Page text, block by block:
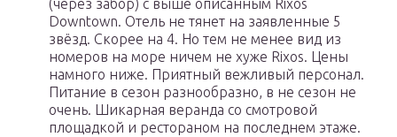
(через забор) с выше описанным Rixos
Downtown. Отель не тянет на заявленные 5
звёзд. Скорее на 4. Но тем не менее вид из
номеров на море ничем не хуже Rixos. Цены
намного ниже. Приятный вежливый персонал.
Питание в сезон разнообразно, в не сезон не
очень. Шикарная веранда со смотровой
площадкой и рестораном на последнем этаже.